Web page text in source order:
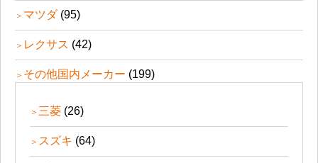
マツダ(95)
レクサス (42)
その他国内メーカー (199)
三菱 (26)
スズキ (64)